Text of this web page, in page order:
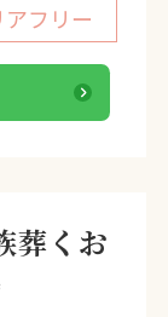
フリー
葬くお